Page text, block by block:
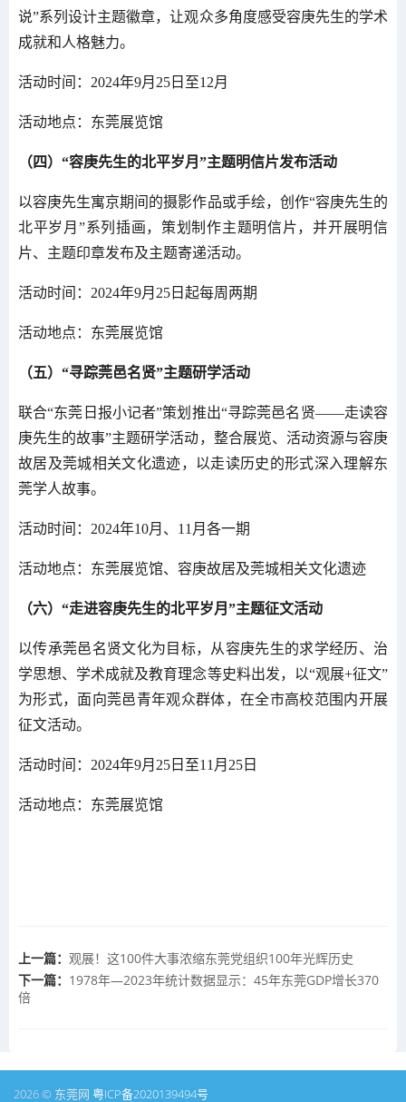
说”系列设计主题徽章，让观众多角度感受容庚先生的学术
成就和人格魅力。
活动时间：2024年9月25日至12月
活动地点：东莞展览馆
（四）“容庚先生的北平岁月”主题明信片发布活动
以容庚先生寓京期间的摄影作品或手绘，创作“容庚先生的
北平岁月”系列插画，策划制作主题明信片，并开展明信
片、主题印章发布及主题寄递活动。
活动时间：2024年9月25日起每周两期
活动地点：东莞展览馆
（五）“寻踪莞邑名贤”主题研学活动
联合“东莞日报小记者”策划推出“寻踪莞邑名贤——走读容
庚先生的故事”主题研学活动，整合展览、活动资源与容庚
故居及莞城相关文化遗迹，以走读历史的形式深入理解东
莞学人故事。
活动时间：2024年10月、11月各一期
活动地点：东莞展览馆、容庚故居及莞城相关文化遗迹
（六）“走进容庚先生的北平岁月”主题征文活动
以传承莞邑名贤文化为目标，从容庚先生的求学经历、治
学思想、学术成就及教育理念等史料出发，以“观展+征文”
为形式，面向莞邑青年观众群体，在全市高校范围内开展
征文活动。
活动时间：2024年9月25日至11月25日
活动地点：东莞展览馆
上一篇： 观展！这100件大事浓缩东莞党组织100年光辉历史
下一篇： 1978年—2023年统计数据显示：45年东莞GDP增长370
倍
2026 © 东莞网 粤ICP备2020139494号